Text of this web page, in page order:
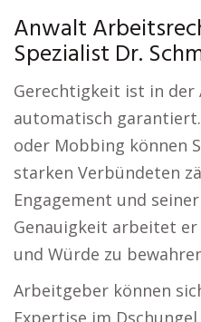
Anwalt
Spezialist Dr.
Gerechtigkeit ist in
automatisch
oder Mobbing können
starken Verbündeten
Engagement und
Genauigkeit arbeitet
und Würde zu
Arbeitgeber können
Expertise im